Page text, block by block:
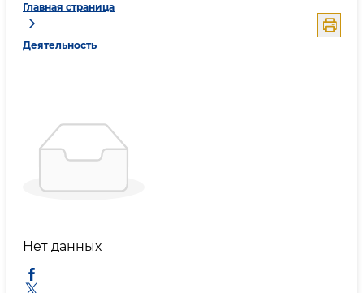
Главная страница
Деятельность
Нет данных